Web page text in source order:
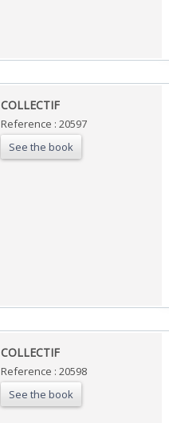
‎COLLECTIF‎
Reference : 20597
See the book
‎COLLECTIF‎
Reference : 20598
See the book